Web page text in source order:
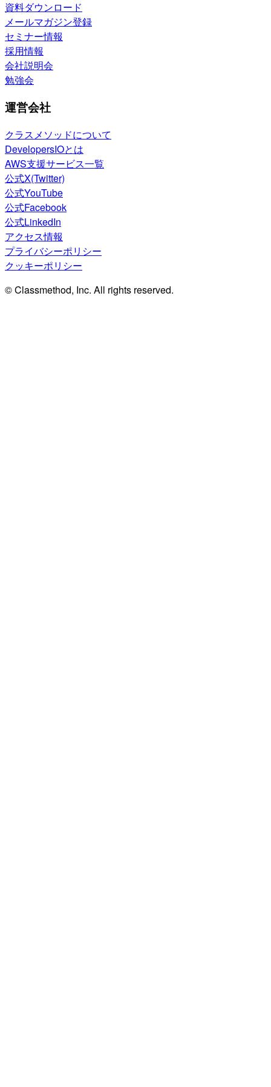
資料ダウンロード
メールマガジン登録
セミナー情報
採用情報
会社説明会
勉強会
運営会社
クラスメソッドについて
DevelopersIOとは
AWS支援サービス一覧
公式X(Twitter)
公式YouTube
公式Facebook
公式LinkedIn
アクセス情報
プライバシーポリシー
クッキーポリシー
© Classmethod, Inc. All rights reserved.